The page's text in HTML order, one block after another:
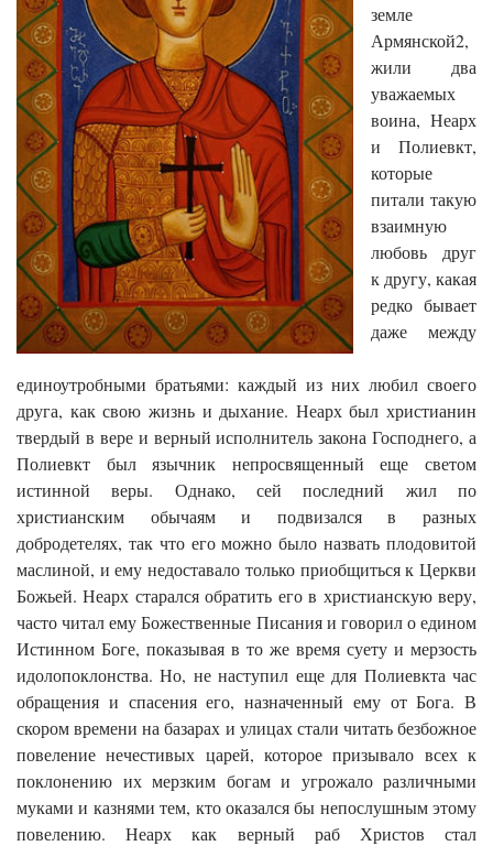
земле
Армянской2,
жили два
уважаемых
воина, Неарх
и Полиевкт,
которые
питали такую
взаимную
любовь друг
к другу, какая
редко бывает
даже между
единоутробными братьями: каждый из них любил своего
друга, как свою жизнь и дыхание. Неарх был христианин
твердый в вере и верный исполнитель закона Господнего, а
Полиевкт был язычник непросвященный еще светом
истинной веры. Однако, сей последний жил по
христианским обычаям и подвизался в разных
добродетелях, так что его можно было назвать плодовитой
маслиной, и ему недоставало только приобщиться к Церкви
Божьей. Неарх старался обратить его в христианскую веру,
часто читал ему Божественные Писания и говорил о едином
Истинном Боге, показывая в то же время суету и мерзость
идолопоклонства. Но, не наступил еще для Полиевкта час
обращения и спасения его, назначенный ему от Бога. В
скором времени на базарах и улицах стали читать безбожное
повеление нечестивых царей, которое призывало всех к
поклонению их мерзким богам и угрожало различными
муками и казнями тем, кто оказался бы непослушным этому
повелению. Неарх как верный раб Христов стал